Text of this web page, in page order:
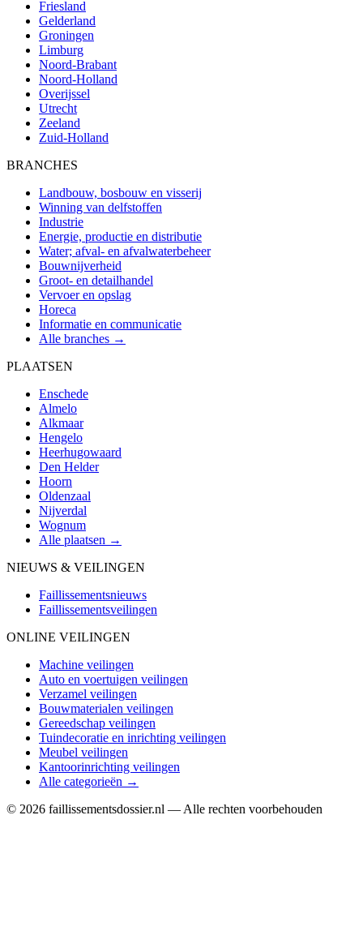
Friesland
Gelderland
Groningen
Limburg
Noord-Brabant
Noord-Holland
Overijssel
Utrecht
Zeeland
Zuid-Holland
BRANCHES
Landbouw, bosbouw en visserij
Winning van delfstoffen
Industrie
Energie, productie en distributie
Water; afval- en afvalwaterbeheer
Bouwnijverheid
Groot- en detailhandel
Vervoer en opslag
Horeca
Informatie en communicatie
Alle branches →
PLAATSEN
Enschede
Almelo
Alkmaar
Hengelo
Heerhugowaard
Den Helder
Hoorn
Oldenzaal
Nijverdal
Wognum
Alle plaatsen →
NIEUWS & VEILINGEN
Faillissementsnieuws
Faillissementsveilingen
ONLINE VEILINGEN
Machine veilingen
Auto en voertuigen veilingen
Verzamel veilingen
Bouwmaterialen veilingen
Gereedschap veilingen
Tuindecoratie en inrichting veilingen
Meubel veilingen
Kantoorinrichting veilingen
Alle categorieën →
© 2026 faillissementsdossier.nl — Alle rechten voorbehouden